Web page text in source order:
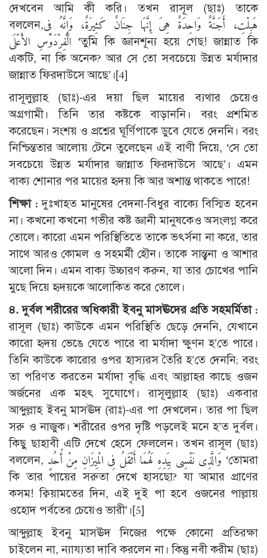
দেখবেন আমি কী করি। তখন রাসূল (ছাঃ) তাকে
বললেন,هَبِلْتِ، أَجَنَّةٌ وَاحِدَةٌ هِىَ إِنَّهَا جِنَانٌ كَثِيرَةٌ، وَإِنَّهُ فِى
الْفِرْدَوْسِ الأَعْلَى ‘তুমি কি জ্ঞানশূন্য হয়ে গেছ! জান্নাত কি
একটি, না কি অনেক? আর সে তো সবচেয়ে উন্নত মর্যাদার
জান্নাত ফিরদাউসে আছে’।[4]
রাসূলুল্লাহ (ছাঃ)-এর দয়া ছিল মায়ের ব্যথার চেয়েও
অগ্রগামী। তিনি তার কষ্টকে বাড়াননি। বরং প্রশমিত
করেছেন। সংশয় ও প্রশ্নের ঘূর্ণিপাকে ডুবে যেতে দেননি। বরং
নিশ্চিন্ততার আলোয় টেনে তুলেছেন এই বাণী দিয়ে, ‘সে তো
সবচেয়ে উন্নত মর্যাদার জান্নাত ফিরদাউসে আছে’। এমন
বাক্য শোনার পর মায়ের হৃদয় কি আর অশান্ত থাকতে পারে!
শিক্ষা : দুঃখাহত মানুষের বেদনা-বিধুর বাক্যে বিস্মিত হবেন
না। কখনো কখনো গভীর কষ্ট জ্ঞানী মানুষকেও অসংলগ্ন করে
তোলে। কারো এমন পরিস্থিতিতে তাকে ভৎর্সনা না করে, তার
সাথে আরও কোমল ও সহমর্মী হৌন। তাকে সান্ত্বনা ও আশার
আলো দিন। এমন বাক্য উচ্চারণ করুন, যা তার চোখের পানি
মুছে দিয়ে হৃদয়কে আলোকিত করে তোলে।
৪. দুর্বল শরীরের অধিকারী ইবনু মাসঊদের প্রতি সহমর্মিতা :
রাসূল (ছাঃ) কাউকে এমন পরিস্থিতি ছেড়ে দেননি, যেখানে
কারো হৃদয় ভেঙে যেতে পারে বা মর্যাদা ক্ষুণন হ’তে পারে।
তিনি কাউকে কারোর ওপর হাস্যরস তৈরি হ’তে দেননি; বরং
তা পরিণত করতেন মর্যাদা বৃদ্ধি এবং আল্লাহর কাছে ওজন
অর্জনের এক মহৎ সুযোগে। রাসূলুল্লাহ (ছাঃ) একবার
আব্দুল্লাহ ইবনু মাসঊদ (রাঃ)-এর পা দেখলেন। তার পা ছিল
সরু ও নাজুক। শরীরের ওপর দৃষ্টি পড়লেই মনে হ’ত দুর্বল।
কিছু ছাহাবী এটি দেখে হেসে ফেললেন। তখন রাসূল (ছাঃ)
বললেন, وَالَّذِى نَفْسِى بِيَدِهِ لَهُمَا أَثْقَلُ فِى الْمِيزَانِ مِنْ أُحُدٍ ‘তোমরা
কি তার পায়ের সরুতা দেখে হাসছো? যা আমার প্রাণের
কসম! ক্বিয়ামতের দিন, এই দুই পা হবে ওজনের পাল্লায়
ওহোদ পর্বতের চেয়েও ভারী’।[5]
আব্দুল্লাহ ইবনু মাসঊদ নিজের পক্ষে কোনো প্রতিরক্ষা
চাইলেন না, ন্যায্যতা দাবি করলেন না। কিন্তু নবী করীম (ছাঃ)